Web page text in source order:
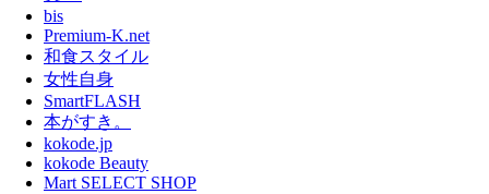
bis
Premium-K.net
和食スタイル
女性自身
SmartFLASH
本がすき。
kokode.jp
kokode Beauty
Mart SELECT SHOP